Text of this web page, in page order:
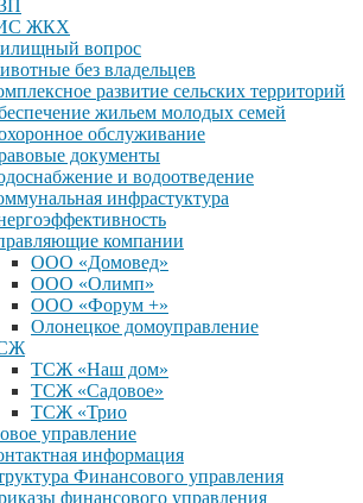
ЖКХ
вопрос
без владельцев
развитие сельских территорий
жильем молодых семей
обслуживание
документы
и водоотведение
инфрастуктура
компании
ООО «Домовед»
ООО «Олимп»
ООО «Форум +»
Олонецкое домоуправление
ТСЖ «Наш дом»
ТСЖ «Садовое»
ТСЖ «Трио
управление
информация
Финансового управления
финансового управления